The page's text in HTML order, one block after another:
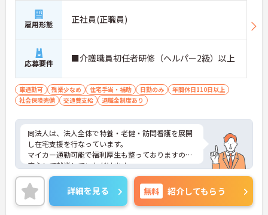
雇用形態 正社員(正職員)
応募要件 ■介護職員初任者研修（ヘルパー2級）以上
車通勤可 残業少なめ 住宅手当・補助 日勤のみ
年間休日110日以上
社会保険完備
交通費支給 退職金制度あり
同法人は、法人全体で特養・老健・訪問看護を展開
し在宅支援を行なっています。
マイカー通勤可能で福利厚生も整っておりますので
安心して就業していただけます。
ご興味ある方には、面接対策ポイントなど、さらに
詳細をお話しいたしますのでお気軽にご相談くださ
い。
詳細を見る 無料 紹介してもらう